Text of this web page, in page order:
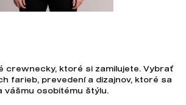
crewnecky, ktoré si zamilujete. Vybrať
farieb, prevedení a dizajnov, ktoré sa
vášmu osobitému štýlu.